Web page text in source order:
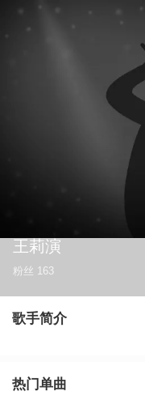
王莉演
粉丝 163
歌手简介
热门单曲